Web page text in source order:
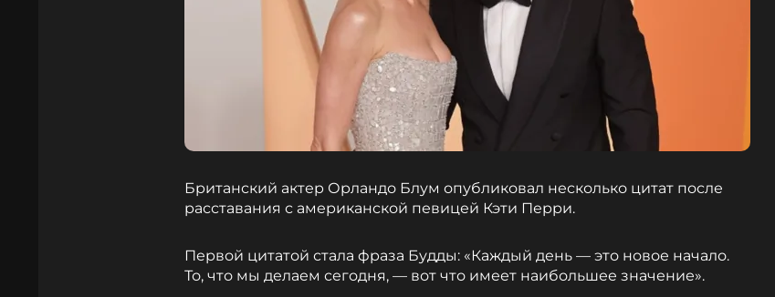
Британский актер Орландо Блум опубликовал несколько цитат после
расставания с американской певицей Кэти Перри.
Первой цитатой стала фраза Будды: «Каждый день — это новое начало.
То, что мы делаем сегодня, — вот что имеет наибольшее значение».